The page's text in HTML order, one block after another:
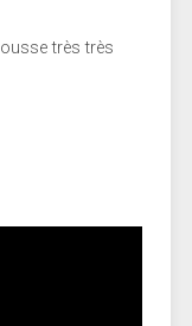
très très